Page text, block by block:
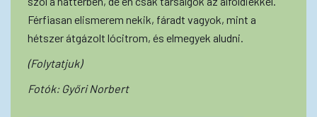
Férfiasan elismerem nekik, fáradt vagyok, mint a
hétszer átgázolt lócitrom, és elmegyek aludni.
(Folytatjuk)
Fotók: Győri Norbert